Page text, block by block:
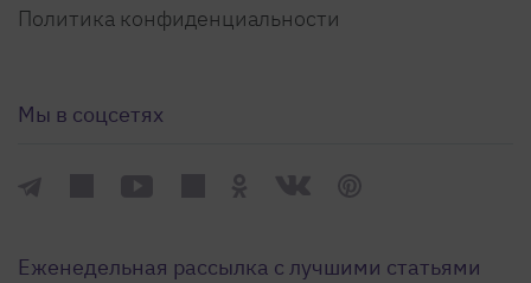
Политика конфиденциальности
Мы в соцсетях
Еженедельная рассылка с лучшими статьями